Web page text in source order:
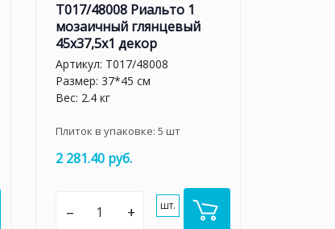
T017/48008 Риальто 1
мозаичный глянцевый
45x37,5x1 декор
Артикул: T017/48008
Размер: 37*45 см
Вес: 2.4 кг
Плиток в упаковке: 5 шт
2 281.40 руб.
– + шт.